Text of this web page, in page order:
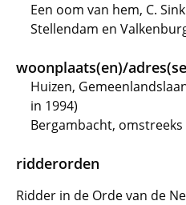
Een oom van hem, C.
Stellendam en
woonplaats(en)/
Huizen,
in 1994)
Bergambacht, omstreeks
ridderorden
Ridder in de Orde van de